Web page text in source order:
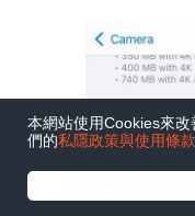
本網站使用Cookies來
們的私隱政策與使用條款